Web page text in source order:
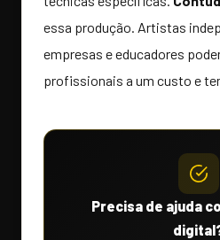
essa produção. Artistas
empresas e educadores
profissionais a um custo e
Precisa de ajuda